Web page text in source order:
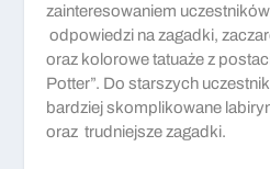
zainteresowaniem
odpowiedzi na zagadki,
oraz kolorowe tatuaże z
Potter”. Do starszych
bardziej skomplikowane
oraz trudniejsze zagadki.